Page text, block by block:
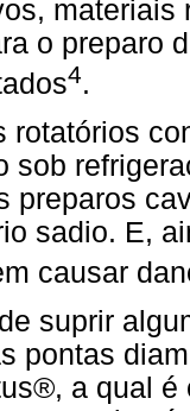
materiais
o preparo
4.
rotatórios
sob
preparos
sadio. E,
causar
suprir
pontas
a qual